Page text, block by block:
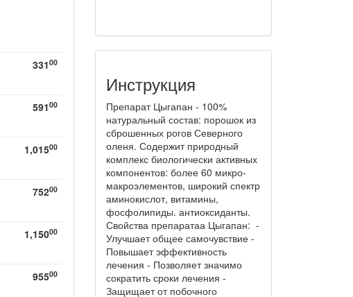
33100
59100
1,01500
75200
1,15000
95500
Инструкция
Препарат Цыгапан - 100%
натуральный состав: порошок из
сброшенных рогов Северного
оленя. Содержит природный
комплекс биологически активных
компонентов: более 60 микро-
макроэлементов, широкий спектр
аминокислот, витамины,
фосфолипиды. антиоксиданты.
Свойства препаратаа Цыгапан: -
Улучшает общее самочувствие -
Повышает эффективность
лечения - Позволяет значимо
сократить сроки лечения -
Защищает от побочного